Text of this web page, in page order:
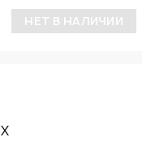
НЕТ В НАЛИЧИИ